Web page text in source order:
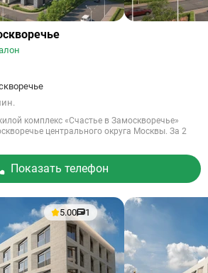
комплекс «Счастье в Замоскворечье»
центрального округа Москвы. За 2
Показать телефон
5.00 1